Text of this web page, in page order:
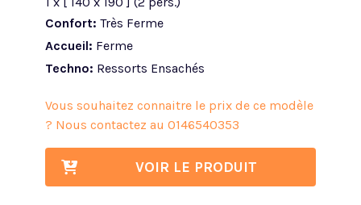
Confort: Très Ferme
Accueil: Ferme
Techno: Ressorts Ensachés
Vous souhaitez connaitre le prix de ce modèle
? Nous contactez au 0146540353
VOIR LE PRODUIT